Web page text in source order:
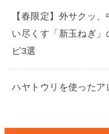
【春限定】外サクッ
い尽くす「新玉ねぎ
ピ3選
ハヤトウリを使ったア